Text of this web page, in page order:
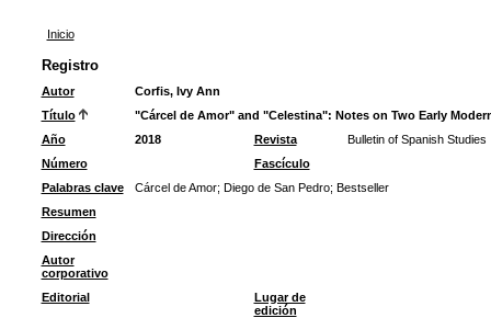
Inicio
Registro
Autor
Corfis, Ivy Ann
Título
"Cárcel de Amor" and "Celestina": Notes on Two Early
Año
2018 Revista
Bulletin of Spanish Studies
Número
Fascículo
Palabras clave
Cárcel de Amor; Diego de San Pedro; Bestseller
Resumen
Dirección
Autor
corporativo
Editorial
Lugar de
edición